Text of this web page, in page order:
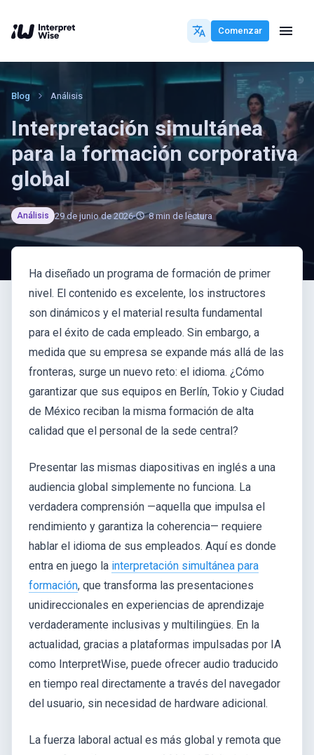
Comenzar
Blog Análisis
Interpretación simultánea
para la formación corporativa
global
Análisis 29 de junio de 2026 8 min de lectura
Ha diseñado un programa de formación de primer
nivel. El contenido es excelente, los instructores
son dinámicos y el material resulta fundamental
para el éxito de cada empleado. Sin embargo, a
medida que su empresa se expande más allá de las
fronteras, surge un nuevo reto: el idioma. ¿Cómo
garantizar que sus equipos en Berlín, Tokio y Ciudad
de México reciban la misma formación de alta
calidad que el personal de la sede central?
Presentar las mismas diapositivas en inglés a una
audiencia global simplemente no funciona. La
verdadera comprensión —aquella que impulsa el
rendimiento y garantiza la coherencia— requiere
hablar el idioma de sus empleados. Aquí es donde
entra en juego la interpretación simultánea para
formación, que transforma las presentaciones
unidireccionales en experiencias de aprendizaje
verdaderamente inclusivas y multilingües. En la
actualidad, gracias a plataformas impulsadas por IA
como InterpretWise, puede ofrecer audio traducido
en tiempo real directamente a través del navegador
del usuario, sin necesidad de hardware adicional.
La fuerza laboral actual es más global y remota que